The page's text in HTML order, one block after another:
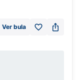
Ver bula